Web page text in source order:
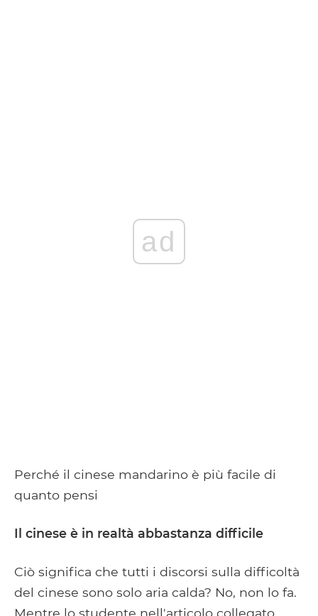
ad
Perché il cinese mandarino è più facile di
quanto pensi
Il cinese è in realtà abbastanza difficile
Ciò significa che tutti i discorsi sulla difficoltà
del cinese sono solo aria calda? No, non lo fa.
Mentre lo studente nell'articolo collegato